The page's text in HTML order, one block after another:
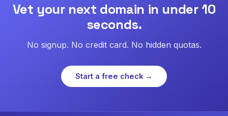
Vet your next domain in under 10
seconds.
No signup. No credit card. No hidden quotas.
Start a free check →